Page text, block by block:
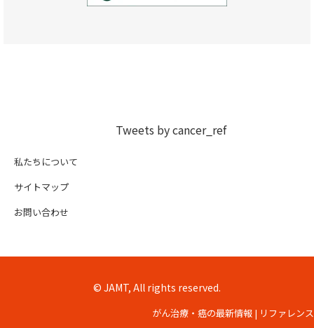
Tweets by cancer_ref
私たちについて
サイトマップ
お問い合わせ
© JAMT, All rights reserved.
がん治療・癌の最新情報 | リファレンス